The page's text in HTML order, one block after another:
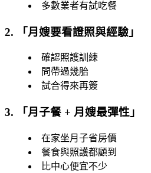
多數業者有試吃餐
2. 「月嫂要看證照與經驗 」
確認照護訓練
問帶過幾胎
試合得來再簽
3. 「月子餐 + 月嫂最彈性 」
在家坐月子省房價
餐食與照護都顧到
比中心便宜不少